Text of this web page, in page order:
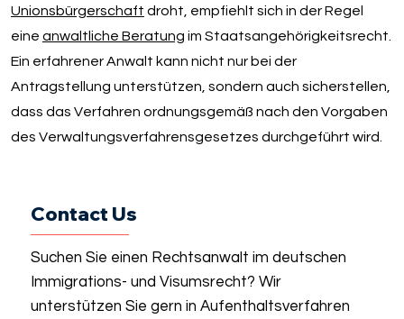
Unionsbürgerschaft droht, empfiehlt sich in der Regel
eine anwaltliche Beratung im Staatsangehörigkeitsrecht.
Ein erfahrener Anwalt kann nicht nur bei der
Antragstellung unterstützen, sondern auch sicherstellen,
dass das Verfahren ordnungsgemäß nach den Vorgaben
des Verwaltungsverfahrensgesetzes durchgeführt wird.
Contact Us
Suchen Sie einen Rechtsanwalt im deutschen
Immigrations- und Visumsrecht? Wir
unterstützen Sie gern in Aufenthaltsverfahren